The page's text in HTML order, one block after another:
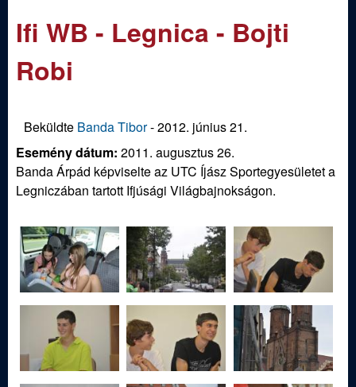
g
e
S
o
m
e
n
Ifi WB - Legnica - Bojti
Robi
Beküldte Banda Tibor-2012. június 21.
Esemény dátum: 2011. augusztus 26.
Banda Árpád képviselte az UTC Íjász Sportegyesületet a
Legniczában tartott Ifjúsági Világbajnokságon.